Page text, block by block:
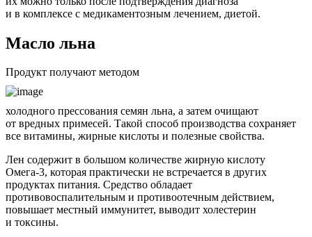
и в комплексе с медикаментозным лечением, диетой.
Масло льна
Продукт получают методом
холодного прессования семян льна, а затем очищают
от вредных примесей. Такой способ производства сохраняет
все витамины, жирные кислоты и полезные свойства.
Лен содержит в большом количестве жирную кислоту
Омега-3, которая практически не встречается в других
продуктах питания. Средство обладает
противовоспалительным и противоотечным действием,
повышает местный иммунитет, выводит холестерин
и токсины.